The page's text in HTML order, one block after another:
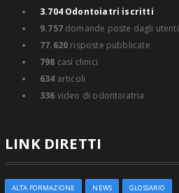
3.704Odontoiatri iscritti
9.757domande poste dagli utenti
77.620 risposte pubblicate
798 casi clinici
634 articoli
336 video di odontoiatria
LINK DIRETTI
ALTA FORMAZIONE NEWS GLOSSARIO